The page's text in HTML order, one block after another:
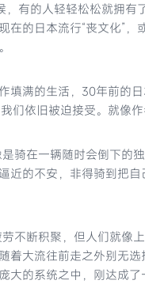
，有的人轻轻松松就拥有
在的日本流行“丧文化”，
满的生活，30年前的日
们依旧被迫接受。就像作
骑在一辆随时会倒下的
近的不安，非得骑到把自
不断积聚，但人们就像
着大流往前走之外别无选
大的系统之中，刚达成了